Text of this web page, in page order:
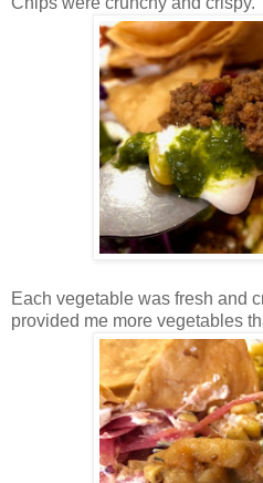
Each vegetable was fresh and
provided me more vegetables